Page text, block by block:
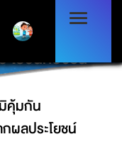
คุ้มกันจริยธรรม
โยชน์ทับซ้อน
คุ้มกัน
ผลประโยชน์